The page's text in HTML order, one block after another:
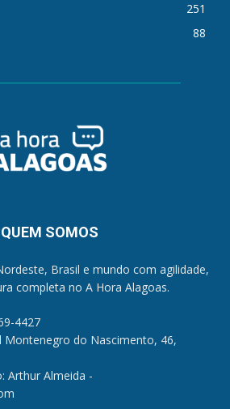
251
88
QUEM SOMOS
Brasil e mundo com agilidade,
completa no A Hora Alagoas.
4427
Montenegro do Nascimento, 46,
Arthur Almeida -